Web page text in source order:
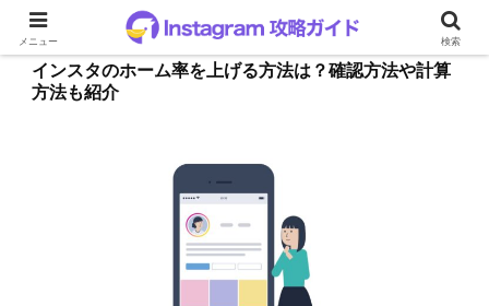
インスタのホーム率を上げる方法は？確認方法や計算
方法も紹介
メニュー 検索